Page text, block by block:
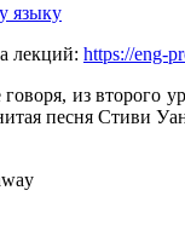
языку
лекций: https://eng-
из второго
песня Стиви